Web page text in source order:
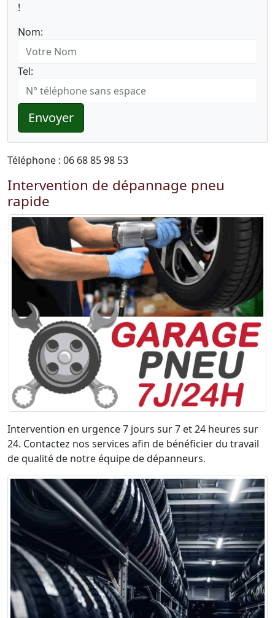
!
Nom:
Tel:
Envoyer
Téléphone : 06 68 85 98 53
Intervention de dépannage pneu
rapide
Intervention en urgence 7 jours sur 7 et 24 heures sur
24. Contactez nos services afin de bénéficier du travail
de qualité de notre équipe de dépanneurs.